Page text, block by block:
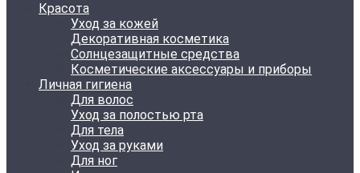
Красота
Уход за кожей
Декоративная косметика
Солнцезащитные средства
Косметические аксессуары и приборы
Личная гигиена
Для волос
Уход за полостью рта
Для тела
Уход за руками
Для ног